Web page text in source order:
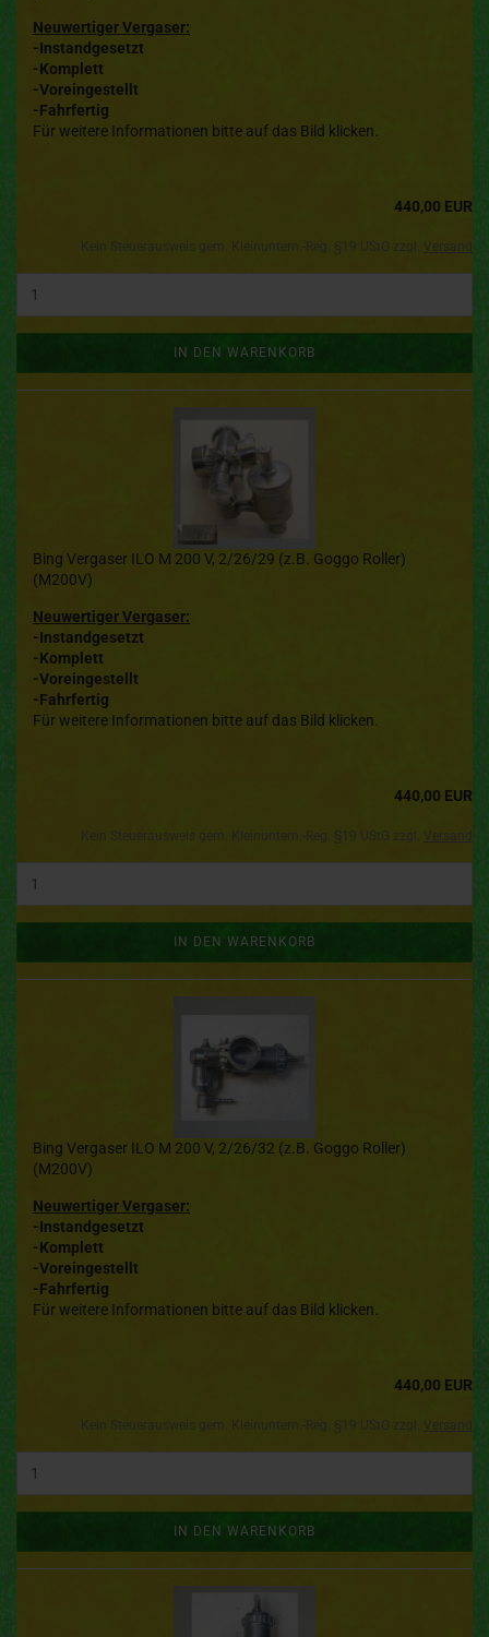
Neuwertiger Vergaser:
-Instandgesetzt
-Komplett
-Voreingestellt
-Fahrfertig
Für weitere Informationen bitte auf das Bild klicken.
440,00 EUR
IN DEN WARENKORB
Bing Vergaser ILO M 200 V, 2/26/29 (z.B. Goggo Roller)
(M200V)
Neuwertiger Vergaser:
-Instandgesetzt
-Komplett
-Voreingestellt
-Fahrfertig
Für weitere Informationen bitte auf das Bild klicken.
440,00 EUR
IN DEN WARENKORB
Bing Vergaser ILO M 200 V, 2/26/32 (z.B. Goggo Roller)
(M200V)
Neuwertiger Vergaser:
-Instandgesetzt
-Komplett
-Voreingestellt
-Fahrfertig
Für weitere Informationen bitte auf das Bild klicken.
440,00 EUR
IN DEN WARENKORB